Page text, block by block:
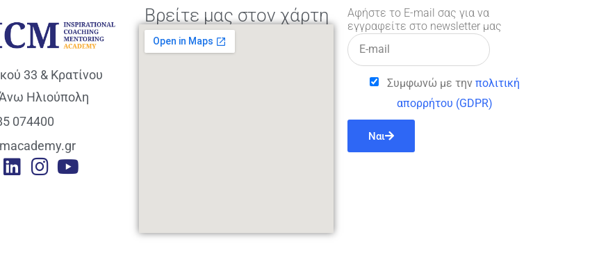
33 & Κρατίνου
Ηλιούπολη
074400
Βρείτε μας στον χάρτη
Αφήστε το E-mail σας για να
εγγραφείτε στο newsletter μας
Συμφωνώ με την πολιτική
απορρήτου (GDPR)
Ναι